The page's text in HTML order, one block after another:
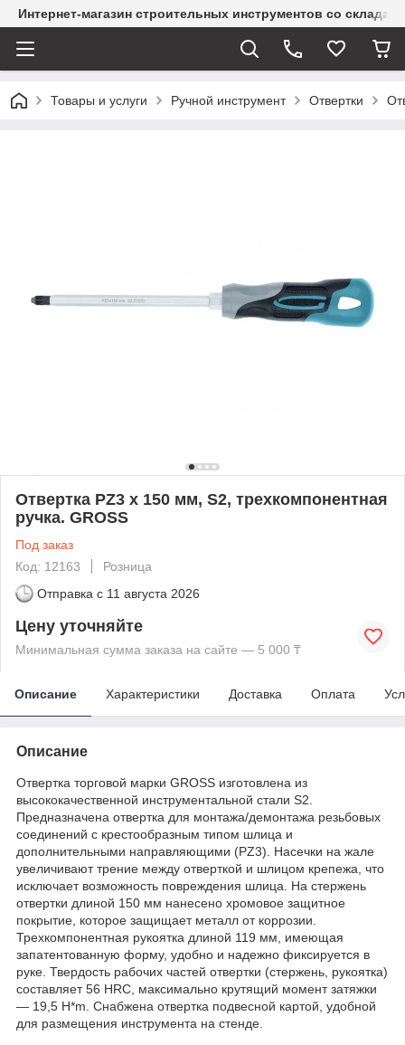
Интернет-магазин строительных инструментов со склада
Товары и услуги Ручной инструмент Отвертки
Отвертка PZ3 x 150 мм, S2, трехкомпонентная
ручка. GROSS
Под заказ
Код: 12163
Розница
Отправка с 11 августа 2026
Цену уточняйте
Минимальная сумма заказа на сайте — 5 000 ₸
Описание Характеристики Доставка Оплата
Описание
Отвертка торговой марки GROSS изготовлена из
высококачественной инструментальной стали S2.
Предназначена отвертка для монтажа/демонтажа резьбовых
соединений с крестообразным типом шлица и
дополнительными направляющими (PZ3). Насечки на жале
увеличивают трение между отверткой и шлицом крепежа, что
исключает возможность повреждения шлица. На стержень
отвертки длиной 150 мм нанесено хромовое защитное
покрытие, которое защищает металл от коррозии.
Трехкомпонентная рукоятка длиной 119 мм, имеющая
запатентованную форму, удобно и надежно фиксируется в
руке. Твердость рабочих частей отвертки (стержень, рукоятка)
составляет 56 HRC, максимально крутящий момент затяжки
— 19,5 H*m. Снабжена отвертка подвесной картой, удобной
для размещения инструмента на стенде.